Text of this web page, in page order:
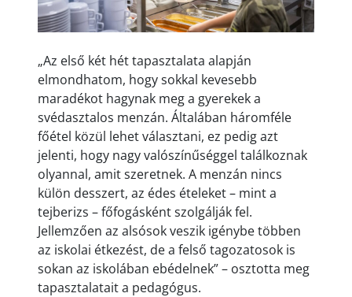
„Az első két hét tapasztalata alapján
elmondhatom, hogy sokkal kevesebb
maradékot hagynak meg a gyerekek a
svédasztalos menzán. Általában háromféle
főétel közül lehet választani, ez pedig azt
jelenti, hogy nagy valószínűséggel találkoznak
olyannal, amit szeretnek. A menzán nincs
külön desszert, az édes ételeket – mint a
tejberizs – főfogásként szolgálják fel.
Jellemzően az alsósok veszik igénybe többen
az iskolai étkezést, de a felső tagozatosok is
sokan az iskolában ebédelnek” – osztotta meg
tapasztalatait a pedagógus.